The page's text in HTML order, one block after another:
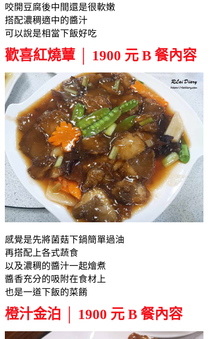
咬開豆腐後中間還是很軟嫩
搭配濃稠適中的醬汁
可以說是相當下飯好吃
歡喜紅燒蕈 │ 1900 元 B 餐內容
感覺是先將菌菇下鍋簡單過油
再搭配上各式蔬食
以及濃稠的醬汁一起燴煮
醬香充分的吸附在食材上
也是一道下飯的菜餚
橙汁金泊 │ 1900 元 B 餐內容